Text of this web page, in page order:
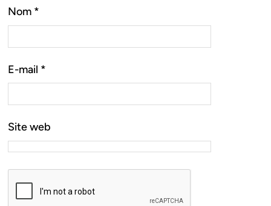
Nom *
E-mail *
Site web